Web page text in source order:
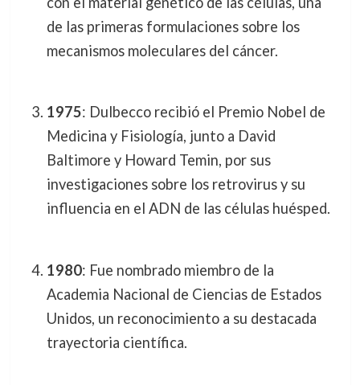
de las primeras formulaciones sobre los
mecanismos moleculares del cáncer.
1975: Dulbecco recibió el Premio Nobel de
Medicina y Fisiología, junto a David
Baltimore y Howard Temin, por sus
investigaciones sobre los retrovirus y su
influencia en el ADN de las células huésped.
1980: Fue nombrado miembro de la
Academia Nacional de Ciencias de Estados
Unidos, un reconocimiento a su destacada
trayectoria científica.